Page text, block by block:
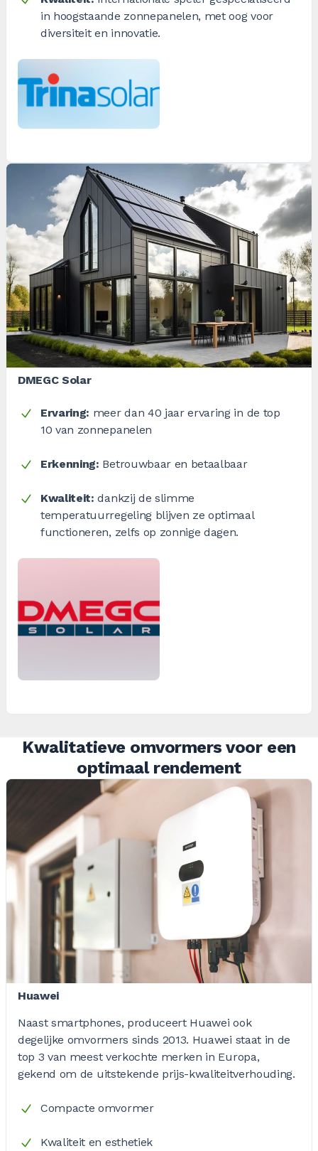
in hoogstaande zonnepanelen, met oog voor
diversiteit en innovatie.
DMEGC Solar
Ervaring: meer dan 40 jaar ervaring in de top
10 van zonnepanelen
Erkenning: Betrouwbaar en betaalbaar
Kwaliteit: dankzij de slimme
temperatuurregeling blijven ze optimaal
functioneren, zelfs op zonnige dagen.
Kwalitatieve omvormers voor een
optimaal rendement
Huawei
Naast smartphones, produceert Huawei ook
degelijke omvormers sinds 2013. Huawei staat in de
top 3 van meest verkochte merken in Europa,
gekend om de uitstekende prijs-kwaliteitverhouding.
Compacte omvormer
Kwaliteit en esthetiek